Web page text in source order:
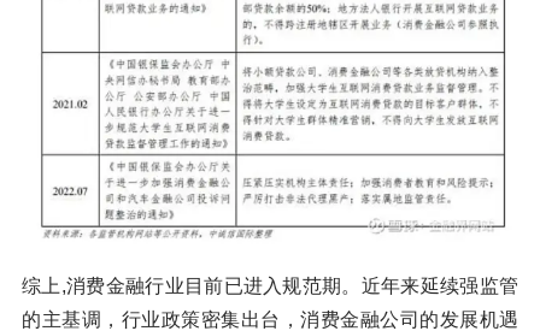
综上,消费金融行业目前已进入规范期。近年来延续强监管
的主基调，行业政策密集出台，消费金融公司的发展机遇